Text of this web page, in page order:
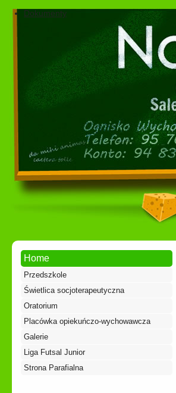
Dokumenty
Home
Przedszkole
Świetlica socjoterapeutyczna
Oratorium
Placówka opiekuńczo-wychowawcza
Galerie
Liga Futsal Junior
Strona Parafialna